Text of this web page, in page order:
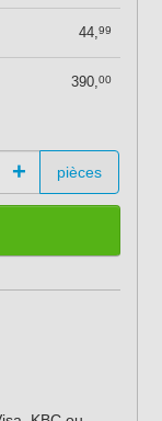
44,99
390,00
+ pièces